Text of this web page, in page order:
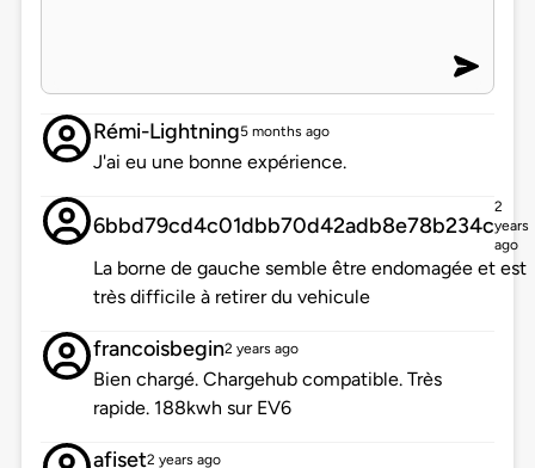
Rémi-Lightning5 months ago
J'ai eu une bonne expérience.
6bbd79cd4c01dbb70d42adb8e78b234c
2
years
ago
La borne de gauche semble être endomagée et est
très difficile à retirer du vehicule
francoisbegin2 years ago
Bien chargé. Chargehub compatible. Très
rapide. 188kwh sur EV6
afiset2 years ago